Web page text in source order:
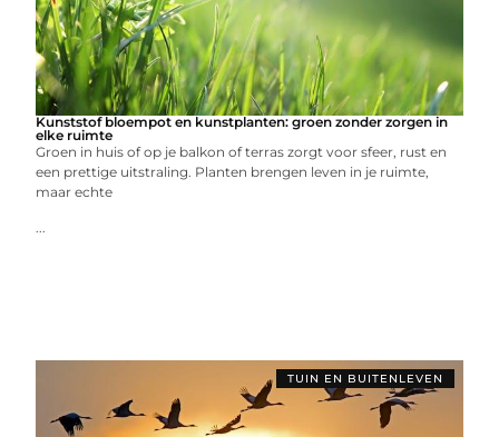
Kunststof bloempot en kunstplanten: groen zonder zorgen in
elke ruimte
Groen in huis of op je balkon of terras zorgt voor sfeer, rust en
een prettige uitstraling. Planten brengen leven in je ruimte,
maar echte
...
TUIN EN BUITENLEVEN